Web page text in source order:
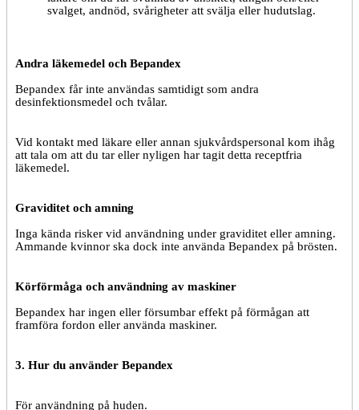
svalget, andnöd, svårigheter att svälja eller hudutslag.
Andra läkemedel och Bepandex
Bepandex får inte användas samtidigt som andra
desinfektionsmedel och tvålar.
Vid kontakt med läkare eller annan sjukvårdspersonal kom ihåg
att tala om att du tar eller nyligen har tagit detta receptfria
läkemedel.
Graviditet och amning
Inga kända risker vid användning under graviditet eller amning.
Ammande kvinnor ska dock inte använda Bepandex på brösten.
Körförmåga och användning av maskiner
Bepandex har ingen eller försumbar effekt på förmågan att
framföra fordon eller använda maskiner.
3. Hur du använder Bepandex
För användning på huden.